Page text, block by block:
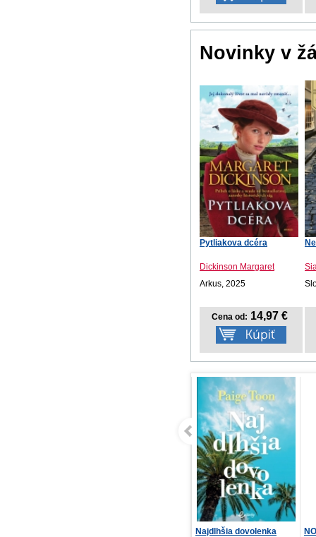
Novinky v
Pytliakova dcéra
Dickinson Margaret
Arkus, 2025
Cena od: 14,97 €
Najdlhšia dovolenka